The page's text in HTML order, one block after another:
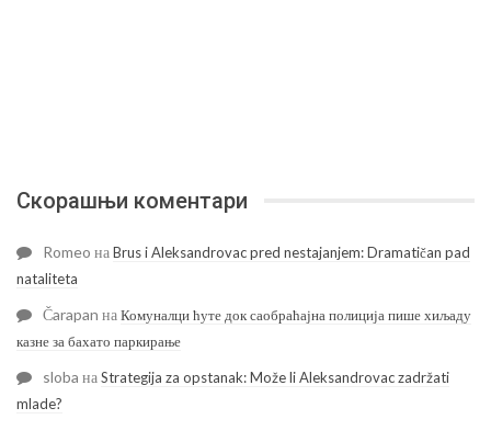
Скорашњи коментари
Romeo наBrus i Aleksandrovac pred nestajanjem: Dramatičan pad
nataliteta
Čarapan наКомуналци ћуте док саобраћајна полиција пише хиљаду
казне за бахато паркирање
sloba наStrategija za opstanak: Može li Aleksandrovac zadržati
mlade?